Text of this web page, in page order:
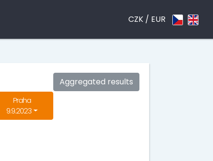
CZK / EUR
Aggregated results
Praha
9.9.2023